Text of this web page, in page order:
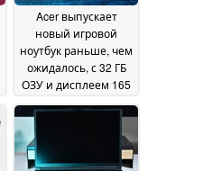
Acer выпускает
новый игровой
ноутбук раньше, чем
ожидалось, с 32 ГБ
ОЗУ и дисплеем 165
28 May 2026